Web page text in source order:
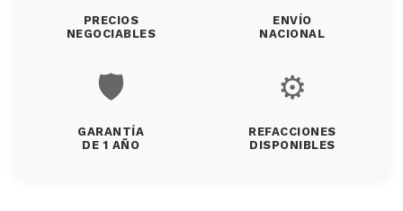
PRECIOS
NEGOCIABLES
ENVÍO
NACIONAL
🛡️
GARANTÍA
DE 1 AÑO
⚙️
REFACCIONES
DISPONIBLES